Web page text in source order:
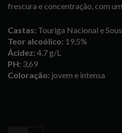
frescura e concentração, com
Castas: Touriga Nacional e
Teor alcoólico: 19,5%
Ácidez: 4,7 g/L
PH: 3,69
Coloração: jovem e intensa